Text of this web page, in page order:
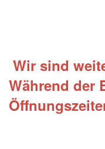
Wir sind
Während der